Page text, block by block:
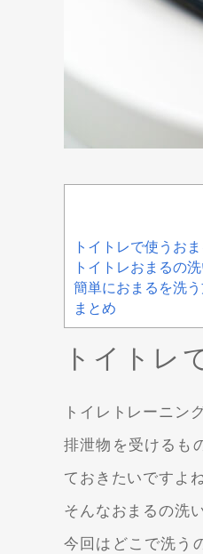
トイトレで使うお
トイトレおまるの
簡単におまるを洗う
まとめ
トイトレ
トイレトレーニン
排泄物を受けるも
ておきたいですよね
そんなおまるの洗
今回はどこで洗う